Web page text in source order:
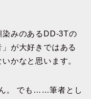
みのあるDD-3Tの
」が大好きではある
かなと思います。
。 でも……筆者とし